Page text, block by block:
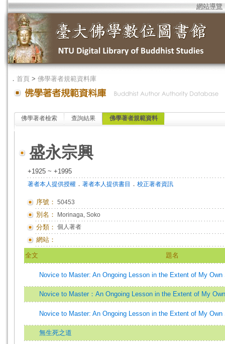
網站導覽
． 首頁 > 佛學著者規範資料庫
佛學著者檢索 查詢結果 佛學著者規範資料
盛永宗興
+1925 ~ +1995
著者本人提供授權 ． 著者本人提供書目 ． 校正著者資訊
序號： 50453
別名： Morinaga, Soko
分類： 個人著者
網站：
全文 題名
Novice to Master: An Ongoing Lesson in the Extent of My Own
Novice to Master：An Ongoing Lesson in the Extent of My
Novice to Master: An Ongoing Lesson in the Extent of My Own
無生死之道